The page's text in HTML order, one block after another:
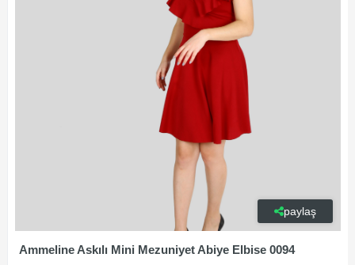
paylaş
Ammeline Askılı Mini Mezuniyet Abiye Elbise 0094